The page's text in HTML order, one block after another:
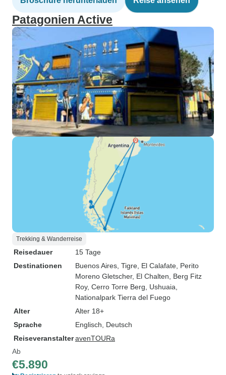
Patagonien Active
Trekking & Wanderreise
Reisedauer
15 Tage
Destinationen
Buenos Aires , Tigre , El Calafate , Perito
Moreno Gletscher, El Chalten , Berg Fitz
Roy, Cerro Torre Berg , Ushuaia
Nationalpark Tierra del Fuego
Alter
Alter 18+
Sprache
Englisch, Deutsch
ReiseveranstalteravenTOURa
Ab
€5.890